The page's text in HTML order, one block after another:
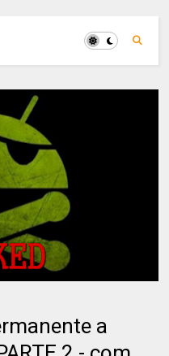
a